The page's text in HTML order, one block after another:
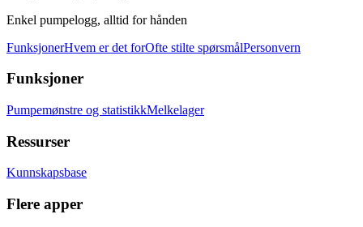
Enkel pumpelogg, alltid for hånden
FunksjonerHvem er det forOfte stilte spørsmålPersonvern
Funksjoner
Pumpemønstre og statistikkMelkelager
Ressurser
Kunnskapsbase
Flere apper